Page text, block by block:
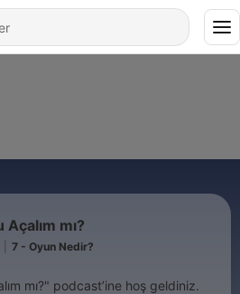
mı?
7 - Oyun Nedir?
mı?" podcast’ine hoş geldiniz.